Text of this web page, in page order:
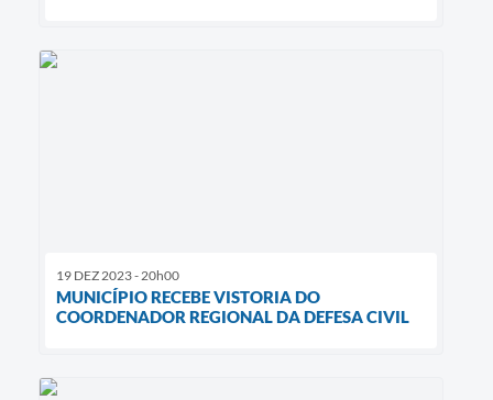
19 DEZ 2023 - 20h00
MUNICÍPIO RECEBE VISTORIA DO
COORDENADOR REGIONAL DA DEFESA CIVIL